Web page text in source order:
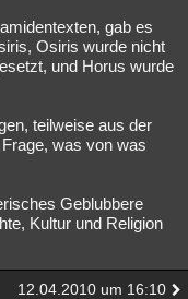
gab es
Osiris wurde nicht
und Horus wurde
teilweise aus der
was von was
Geblubbere
Kultur und Religion
12.04.2010 um 16:10